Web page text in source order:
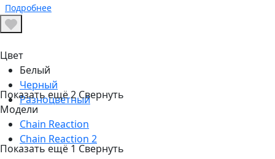
Подробнее
Цвет
Белый
Черный
Разноцветный
Показать ещё2 Свернуть
Модели
Chain Reaction
Chain Reaction 2
Показать ещё 1 Свернуть